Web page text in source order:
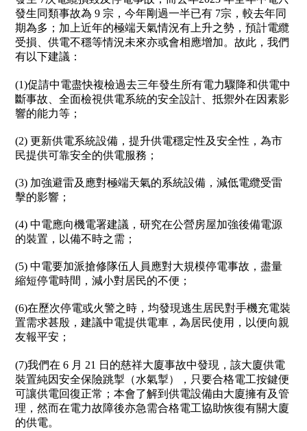
發生同類事故為9 宗，今年剛過一半已有 7宗，較去年同
期為多；加上近年的極端天氣情況有上升之勢，預計電纜
受損、供電不穩等情況未來亦或會相應增加。故此，我們
有以下建議：
(1)促請中電盡快複檢過去三年發生所有電力驟降和供電中
斷事故、全面檢視供電系統的安全設計、抵禦外在因素影
響的能力等；
(2)更新供電系統設備，提升供電穩定性及安全性，為市
民提供可靠安全的供電服務；
(3) 加強避雷及應對極端天氣的系統設備，減低電纜受雷
擊的影響；
(4)中電應向機電署建議，研究在公營房屋加強後備電源
的裝置，以備不時之需；
(5)中電要加派搶修隊伍人員應對大規模停電事故，盡量
縮短停電時間，減小對居民的不便；
(6)在歷次停電或火警之時，均發現逃生居民對手機充電裝
置需求甚殷，建議中電提供電車，為居民使用，以便向親
友報平安；
(7)我們在6 月 21 日的慈祥大廈事故中發現，該大廈供電
裝置純因安全保險跳掣（水氣掣），只要合格電工按鍵便
可讓供電回復正常；本會了解到供電設備由大廈擁有及管
理，然而在電力故障後亦急需合格電工協助恢復有關大廈
的供電。